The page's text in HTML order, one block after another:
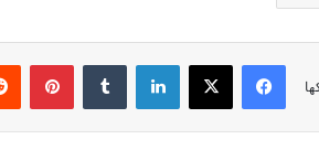
فيسبوك ‫X لينكدإن